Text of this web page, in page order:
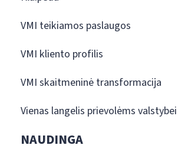
VMI teikiamos paslaugos
VMI kliento profilis
VMI skaitmeninė transformacija
Vienas langelis prievolėms
NAUDINGA